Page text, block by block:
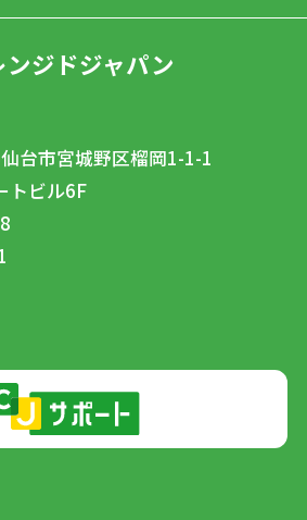
ジドジャパン
台市宮城野区榴岡1-1-1
トビル6F